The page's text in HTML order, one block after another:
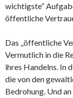
wichtigste“
öffentliche
Das „öffentliche
Vermutlich in die
ihres Handelns. In
die von den
Bedrohung. Und